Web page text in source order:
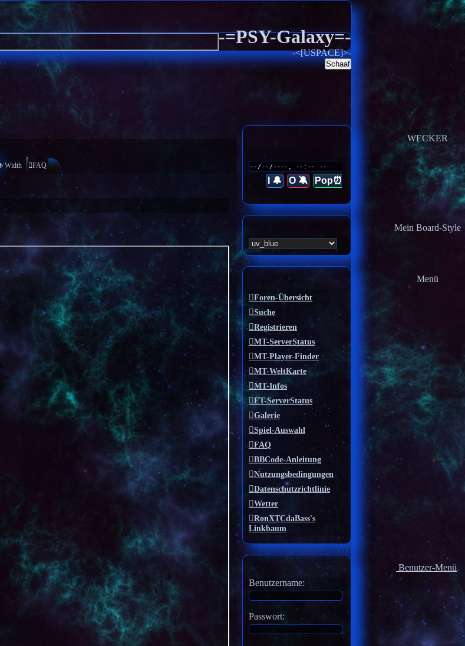
-=PSY-Galaxy=-
-<[USPACE]>-
Schaaf
Width FAQ
WECKER
I 🔔 O 🔕 Pop⏰
Mein Board-Style
Menü
Foren-Übersicht
Suche
Registrieren
MT-ServerStatus
MT-Player-Finder
MT-WeltKarte
MT-Infos
ET-ServerStatus
Galerie
Spiel-Auswahl
FAQ
BBCode-Anleitung
Nutzungsbedingungen
Datenschutzrichtlinie
Wetter
RonXTCdaBass's
Linkbaum
Benutzer-Menü
Benutzername:
Passwort: